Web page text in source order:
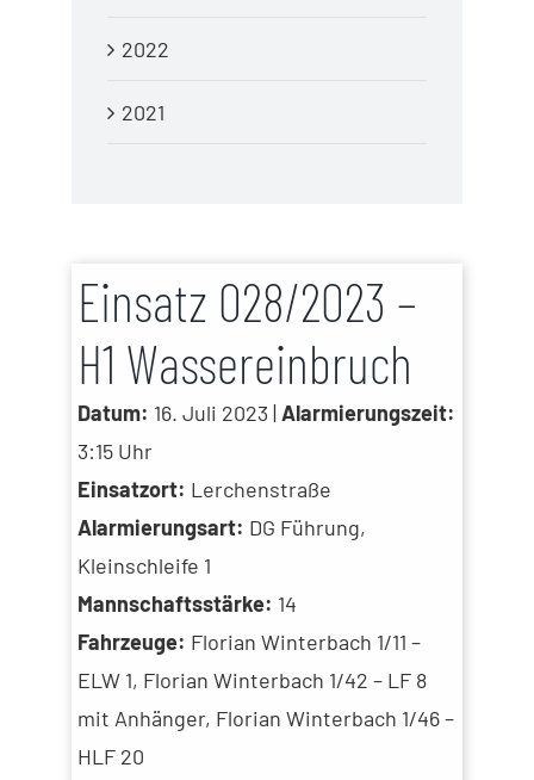
Einsatz 028/2023 –
H1 Wassereinbruch
Datum: 16. Juli 2023 |Alarmierungszeit:
3:15 Uhr
Einsatzort: Lerchenstraße
Alarmierungsart: DG Führung,
Kleinschleife 1
Mannschaftsstärke: 14
Fahrzeuge: Florian Winterbach 1/11 –
ELW 1, Florian Winterbach 1/42 – LF 8
mit Anhänger, Florian Winterbach 1/46 –
HLF 20
2022
2021